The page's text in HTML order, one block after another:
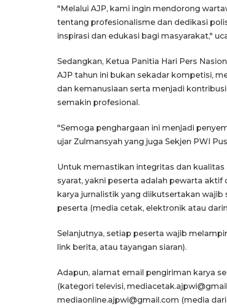
"Melalui AJP, kami ingin mendorong
tentang profesionalisme dan dedikasi
inspirasi dan edukasi bagi masyarakat,"
Sedangkan, Ketua Panitia Hari Pers
AJP tahun ini bukan sekadar kompetisi,
dan kemanusiaan serta menjadi
semakin profesional.
"Semoga penghargaan ini menjadi
ujar Zulmansyah yang juga Sekjen PWI
Untuk memastikan integritas dan
syarat, yakni peserta adalah pewarta
karya jurnalistik yang diikutsertakan
peserta (media cetak, elektronik atau
Selanjutnya, setiap peserta wajib
link berita, atau tayangan siaran).
Adapun, alamat email pengiriman karya
(kategori televisi,
mediaonline.ajpwi@gmail.com (media